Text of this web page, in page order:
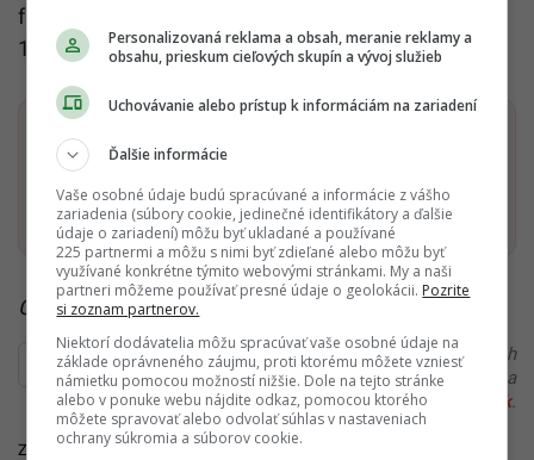
favorizovaná
1:2.
Dostaň Startitup do svojich Google odporúčaní
Pridať ako preferovaný zdroj
Startitup, odkaz sa otvorí v
Čítaj viac z kategórie: Šport
Ďakujeme, že čítaš Startitup. V prípade, že máš postreh
alebo si našiel v článku chybu, napíš nám na
redakcia@startitup.sk.
Zdroje: GitHub
Personalizovaná reklama a obsah, meranie reklamy a
obsahu, prieskum cieľových skupín a vývoj služieb
Uchovávanie alebo prístup k informáciám na zariadení
Ďalšie informácie
Vaše osobné údaje budú spracúvané a informácie z vášho
zariadenia (súbory cookie, jedinečné identifikátory a ďalšie
údaje o zariadení) môžu byť ukladané a používané
225 partnermi a môžu s nimi byť zdieľané alebo môžu byť
využívané konkrétne týmito webovými stránkami. My a naši
partneri môžeme používať presné údaje o geolokácii. Pozrite
si zoznam partnerov.
Niektorí dodávatelia môžu spracúvať vaše osobné údaje na
základe oprávneného záujmu, proti ktorému môžete vzniesť
námietku pomocou možností nižšie. Dole na tejto stránke
alebo v ponuke webu nájdite odkaz, pomocou ktorého
môžete spravovať alebo odvolať súhlas v nastaveniach
ochrany súkromia a súborov cookie.